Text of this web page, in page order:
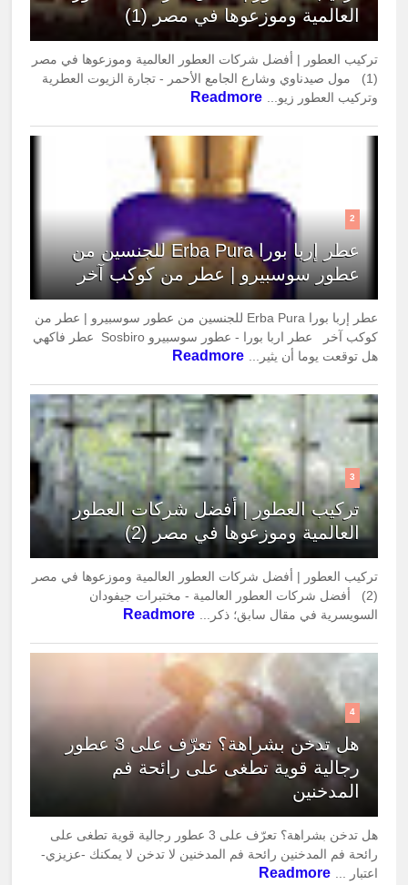
العالمية وموزعوها في مصر (1)
تركيب العطور | أفضل شركات العطور العالمية وموزعوها في مصر
(1) مول صيدناوي وشارع الجامع الأحمر - تجارة الزيوت العطرية
وتركيب العطور زيو...
Readmore
2
عطر إربا بورا Erba Pura للجنسين من
عطور سوسبيرو | عطر من كوكب آخر
عطر إربا بورا Erba Pura للجنسين من عطور سوسبيرو | عطر من
كوكب آخر عطر اربا بورا - عطور سوسبيرو Sosbiro عطر فاكهي
هل توقعت يوما أن يثير...
Readmore
3
تركيب العطور | أفضل شركات العطور
العالمية وموزعوها في مصر (2)
تركيب العطور | أفضل شركات العطور العالمية وموزعوها في مصر
(2) أفضل شركات العطور العالمية - مختبرات جيفودان
السويسرية في مقال سابق؛ ذكر...
Readmore
4
هل تدخن بشراهة؟ تعرّف على 3 عطور
رجالية قوية تطغى على رائحة فم
المدخنين
هل تدخن بشراهة؟ تعرّف على 3 عطور رجالية قوية تطغى على
رائحة فم المدخنين رائحة فم المدخنين لا تدخن لا يمكنك -عزيزي-
اعتبار ...
Readmore